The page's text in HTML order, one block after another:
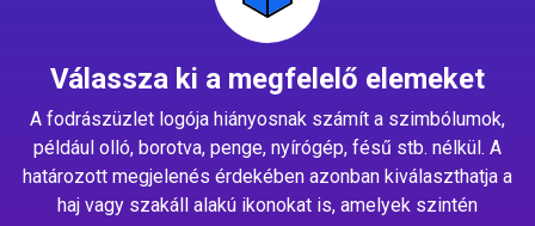
Válassza ki a megfelelő elemeket
A fodrászüzlet logója hiányosnak számít a szimbólumok,
például olló, borotva, penge, nyírógép, fésű stb. nélkül. A
határozott megjelenés érdekében azonban kiválaszthatja a
haj vagy szakáll alakú ikonokat is, amelyek szintén